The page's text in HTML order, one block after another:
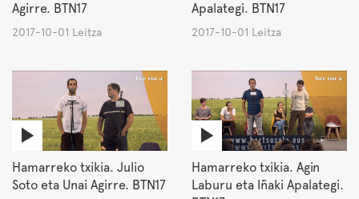
Agirre. BTN17
2017-10-01 Leitza
Apalategi. BTN17
2017-10-01 Leitza
Hamarreko txikia. Julio
Soto eta Unai Agirre. BTN17
Hamarreko txikia. Agin
Laburu eta Iñaki Apalategi.